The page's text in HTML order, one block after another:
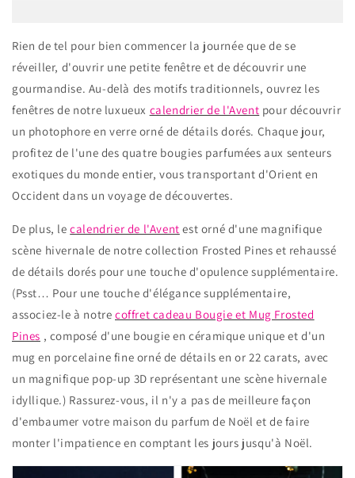
Rien de tel pour bien commencer la journée que de se
réveiller, d'ouvrir une petite fenêtre et de découvrir une
gourmandise. Au-delà des motifs traditionnels, ouvrez les
fenêtres de notre luxueux calendrier de l'Avent pour découvrir
un photophore en verre orné de détails dorés. Chaque jour,
profitez de l'une des quatre bougies parfumées aux senteurs
exotiques du monde entier, vous transportant d'Orient en
Occident dans un voyage de découvertes.
De plus, lecalendrier de l'Avent est orné d'une magnifique
scène hivernale de notre collection Frosted Pines et rehaussé
de détails dorés pour une touche d'opulence supplémentaire.
(Psst… Pour une touche d'élégance supplémentaire,
associez-le à notre coffret cadeau Bougie et Mug Frosted
Pines , composé d'une bougie en céramique unique et d'un
mug en porcelaine fine orné de détails en or 22 carats, avec
un magnifique pop-up 3D représentant une scène hivernale
idyllique.) Rassurez-vous, il n'y a pas de meilleure façon
d'embaumer votre maison du parfum de Noël et de faire
monter l'impatience en comptant les jours jusqu'à Noël.